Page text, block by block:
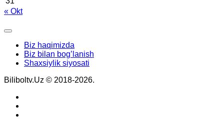
« Okt
Biz haqimizda
Biz bilan bog’lanish
Shaxsiylik siyosati
Biliboltv.Uz © 2018-2026.